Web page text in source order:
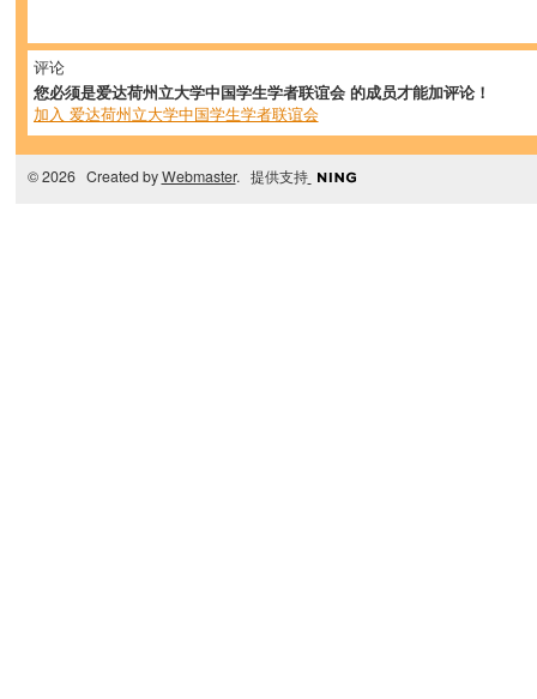
评论
您必须是爱达荷州立大学中国学生学者联谊会 的成员才能加评论！
加入 爱达荷州立大学中国学生学者联谊会
© 2026 Created byWebmaster. 提供支持